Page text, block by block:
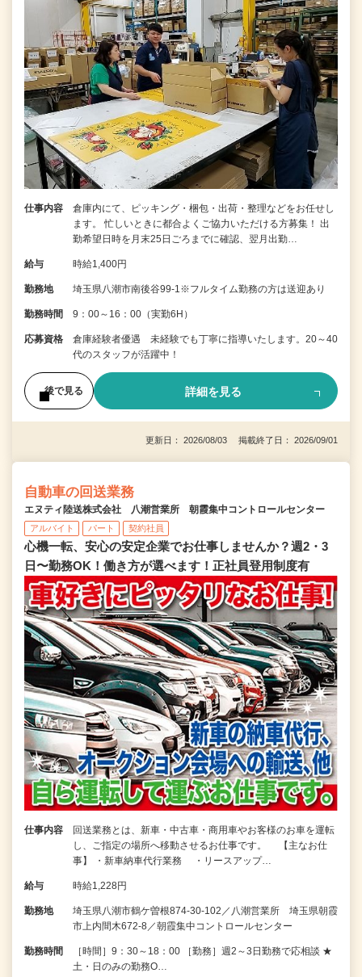
仕事内容
倉庫内にて、ピッキング・梱包・出荷・整理などをお任せし
ます。 忙しいときに都合よくご協力いただける方募集！ 出
勤希望日時を月末25日ごろまでに確認、翌月出勤…
給与 時給1,400円
勤務地 埼玉県八潮市南後谷99‐1※フルタイム勤務の方は送迎あり
勤務時間 9：00～16：00（実勤6H）
応募資格
倉庫経験者優遇 未経験でも丁寧に指導いたします。20～40
代のスタッフが活躍中！
後で見る 詳細を見る
更新日： 2026/08/03 掲載終了日： 2026/09/01
自動車の回送業務
エヌティ陸送株式会社 八潮営業所 朝霞集中コントロールセンター
アルバイト パート 契約社員
心機一転、安心の安定企業でお仕事しませんか？週2・3
日〜勤務OK！働き方が選べます！正社員登用制度有
仕事内容
回送業務とは、新車・中古車・商用車やお客様のお車を運転
し、ご指定の場所へ移動させるお仕事です。 【主なお仕
事】 ・新車納車代行業務 ・リースアップ…
給与 時給1,228円
勤務地
埼玉県八潮市鶴ケ曽根874-30-102／八潮営業所 埼玉県朝霞
市上内間木672-8／朝霞集中コントロールセンター
勤務時間
［時間］9：30～18：00 ［勤務］週2～3日勤務で応相談 ★
土・日のみの勤務O…